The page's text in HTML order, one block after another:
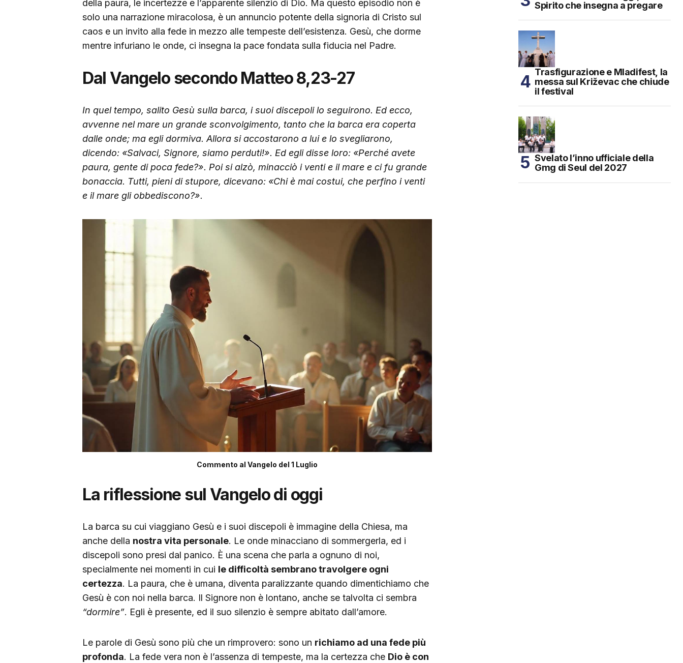
della paura, le incertezze e l’apparente silenzio di Dio. Ma questo episodio non è
solo una narrazione miracolosa, è un annuncio potente della signoria di Cristo sul
caos e un invito alla fede in mezzo alle tempeste dell’esistenza. Gesù, che dorme
mentre infuriano le onde, ci insegna la pace fondata sulla fiducia nel Padre.
Dal Vangelo secondo Matteo 8,23-27
In quel tempo, salito Gesù sulla barca, i suoi discepoli lo seguirono. Ed ecco,
avvenne nel mare un grande sconvolgimento, tanto che la barca era coperta
dalle onde; ma egli dormiva. Allora si accostarono a lui e lo svegliarono,
dicendo: «Salvaci, Signore, siamo perduti!». Ed egli disse loro: «Perché avete
paura, gente di poca fede?». Poi si alzò, minacciò i venti e il mare e ci fu grande
bonaccia. Tutti, pieni di stupore, dicevano: «Chi è mai costui, che perfino i venti
e il mare gli obbediscono?».
Commento al Vangelo del 1 Luglio
La riflessione sul Vangelo di oggi
La barca su cui viaggiano Gesù e i suoi discepoli è immagine della Chiesa, ma
anche della nostra vita personale. Le onde minacciano di sommergerla, ed i
discepoli sono presi dal panico. È una scena che parla a ognuno di noi,
specialmente nei momenti in cui le difficoltà sembrano travolgere ogni
certezza. La paura, che è umana, diventa paralizzante quando dimentichiamo che
Gesù è con noi nella barca. Il Signore non è lontano, anche se talvolta ci sembra
“dormire”. Egli è presente, ed il suo silenzio è sempre abitato dall’amore.
Le parole di Gesù sono più che un rimprovero: sono un richiamo ad una fede più
profonda. La fede vera non è l’assenza di tempeste, ma la certezza che Dio è con
Spirito che insegna a pregare
Trasfigurazione e Mladifest, la
messa sul Križevac che chiude
il festival
Svelato l’inno ufficiale della
Gmg di Seul del 2027